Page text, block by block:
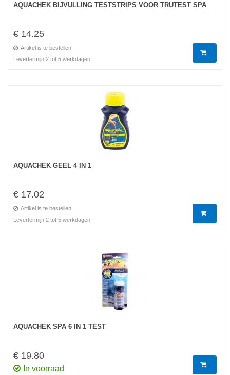
AQUACHEK BIJVULLING TESTSTRIPS VOOR TRUTEST SPA
€ 14.25
Artikel is te bestellen
Levertermijn 2 tot 5 werkdagen
AQUACHEK GEEL 4 IN 1
€ 17.02
Artikel is te bestellen
Levertermijn 2 tot 5 werkdagen
AQUACHEK SPA 6 IN 1 TEST
€ 19.80
In voorraad